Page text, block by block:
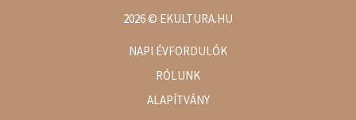
2026© EKULTURA.HU
NAPI ÉVFORDULÓK
RÓLUNK
ALAPÍTVÁNY